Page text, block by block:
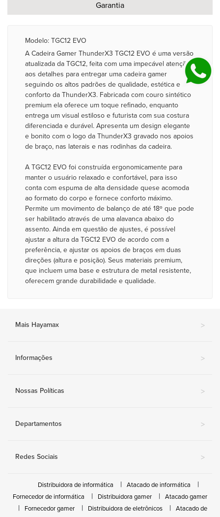
Garantia
Modelo: TGC12 EVO
A Cadeira Gamer ThunderX3 TGC12 EVO é uma versão
atualizada da TGC12, feita com uma impecável atenção
aos detalhes para entregar uma cadeira gamer
seguindo os altos padrões de qualidade, estética e
conforto da ThunderX3. Fabricada com couro sintético
premium ela oferece um toque refinado, enquanto
entrega um visual estiloso e futurista com sua costura
diferenciada e durável. Apresenta um design elegante
e bonito com o logo da ThunderX3 gravado nos apoios
de braço, nas laterais e nas rodinhas da cadeira.
A TGC12 EVO foi construída ergonomicamente para
manter o usuário relaxado e confortável, para isso
conta com espuma de alta densidade quese acomoda
ao formato do corpo e fornece conforto máximo.
Permite um movimento de balanço de até 18º que pode
ser habilitado através de uma alavanca abaixo do
assento. Ainda em questão de ajustes, é possível
ajustar a altura da TGC12 EVO de acordo com a
preferência, e ajustar os apoios de braços em duas
direções (altura e posição). Seus materiais premium,
que incluem uma base e estrutura de metal resistente,
oferecem grande durabilidade e qualidade.
Mais Hayamax >
Informações >
Nossas Políticas >
Departamentos >
Redes Sociais >
Distribuidora de informática
Atacado de informática
Fornecedor de informática
Distribuidora gamer
Atacado gamer
Fornecedor gamer
Distribuidora de eletrônicos
Atacado de